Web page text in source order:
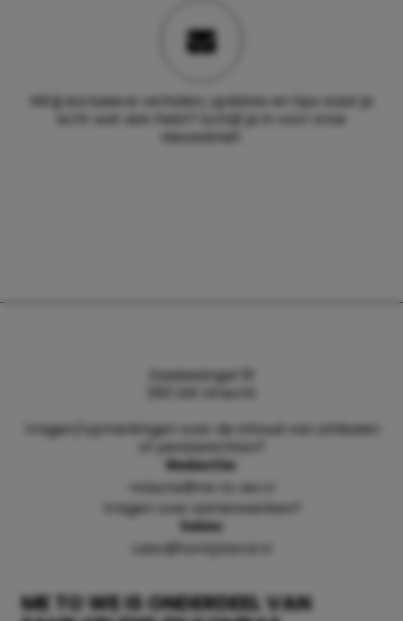
Wil jij exclusieve verhalen, updates en tips waar je
echt wat aan hebt? Schrijf je in voor onze
nieuwsbrief.
ME TO WE IS ONDERDEEL VAN
Daalsesingel 51
3511 SW Utrecht
Vragen/opmerkingen over de inhoud van artikelen
of persberichten?
Redactie:
redactie@me-to-we.nl
Vragen over samenwerken?
Sales:
sales@familyblend.nl